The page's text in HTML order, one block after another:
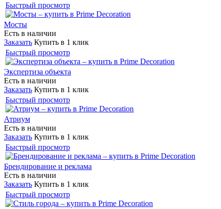
Быстрый просмотр
Мосты
Есть в наличии
Заказать Купить в 1 клик
Быстрый просмотр
Экспертиза объекта
Есть в наличии
Заказать Купить в 1 клик
Быстрый просмотр
Атриум
Есть в наличии
Заказать Купить в 1 клик
Быстрый просмотр
Брендирование и реклама
Есть в наличии
Заказать Купить в 1 клик
Быстрый просмотр